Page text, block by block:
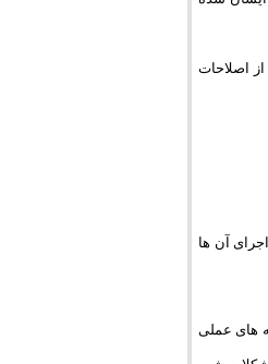
اصلاحات
آن ها
های عملی